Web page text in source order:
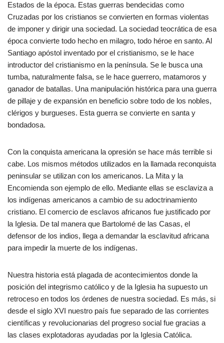
Estados de la época. Estas guerras bendecidas como
Cruzadas por los cristianos se convierten en formas violentas
de imponer y dirigir una sociedad. La sociedad teocrática de esa
época convierte todo hecho en milagro, todo héroe en santo. Al
Santiago apóstol inventado por el cristianismo, se le hace
introductor del cristianismo en la península. Se le busca una
tumba, naturalmente falsa, se le hace guerrero, matamoros y
ganador de batallas. Una manipulación histórica para una guerra
de pillaje y de expansión en beneficio sobre todo de los nobles,
clérigos y burgueses. Esta guerra se convierte en santa y
bondadosa.
Con la conquista americana la opresión se hace más terrible si
cabe. Los mismos métodos utilizados en la llamada reconquista
peninsular se utilizan con los americanos. La Mita y la
Encomienda son ejemplo de ello. Mediante ellas se esclaviza a
los indígenas americanos a cambio de su adoctrinamiento
cristiano. El comercio de esclavos africanos fue justificado por
la Iglesia. De tal manera que Bartolomé de las Casas, el
defensor de los indios, llega a demandar la esclavitud africana
para impedir la muerte de los indígenas.
Nuestra historia está plagada de acontecimientos donde la
posición del integrismo católico y de la Iglesia ha supuesto un
retroceso en todos los órdenes de nuestra sociedad. Es más, si
desde el siglo XVI nuestro país fue separado de las corrientes
científicas y revolucionarias del progreso social fue gracias a
las clases explotadoras ayudadas por la Iglesia Católica.